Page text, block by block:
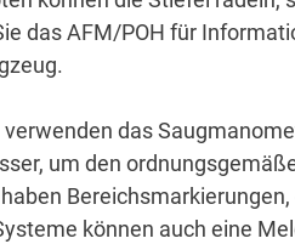
das AFM/POH für
das
um den
können auch eine